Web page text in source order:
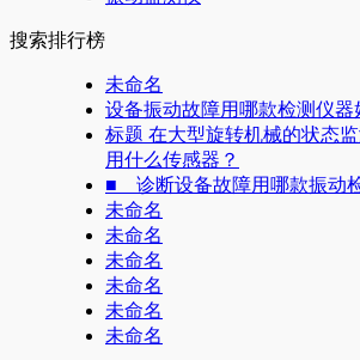
搜索排行榜
未命名
设备振动故障用哪款检测仪器
标题 在大型旋转机械的状态
用什么传感器？
■ 诊断设备故障用哪款振动
未命名
未命名
未命名
未命名
未命名
未命名